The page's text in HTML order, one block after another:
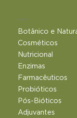
Produtos
Botânico e
Cosméticos
Nutricional
Enzimas
Farmacêuticos
Probióticos
Pós-Bióticos
Adjuvantes